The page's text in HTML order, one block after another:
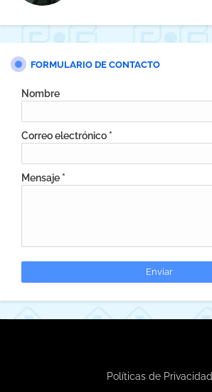
FORMULARIO DE CONTACTO
Nombre
Correo electrónico *
Mensaje *
Políticas de Privacidad